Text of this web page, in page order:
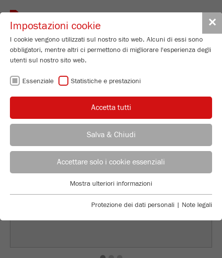
✕
Impostazioni cookie
I cookie vengono utilizzati sul nostro sito web. Alcuni di essi sono
obbligatori, mentre altri ci permettono di migliorare l'esperienza degli
utenti sul nostro sito web.
Essenziale Statistiche e prestazioni
Accetta tutti
Salva & Chiudi
Accettare solo i cookie essenziali
I cookie essenziali sono necessari per le funzioni di base del sito
Mostra ulteriori informazioni
Protezione dei dati personali | Note legali
Applications Laboratory
Leos Benes
Industriestrasse 8
55743 Idar-Oberstein
Telefono+49 67 84 70 122
Toggle
USING THE FRITSCH
PULVERISETTE 0 FOR ROHS
TESTS